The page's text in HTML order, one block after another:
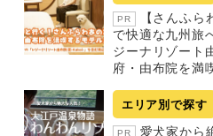
PR
【さんふら
で快適な九州旅
ジーナリゾート
府・由布院を満
エリア別で探す
PR
愛犬家から